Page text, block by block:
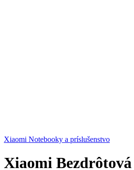
Xiaomi Notebooky a príslušenstvo
Xiaomi